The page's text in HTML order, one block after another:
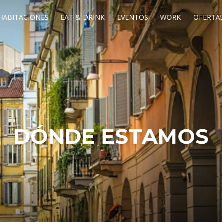
EAT & DRINK EVENTOS WORK
DÓNDE ESTAMOS